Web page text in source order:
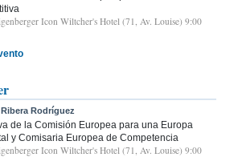
Icon Wiltcher's Hotel (71, Av. Louise) 9:00
Rodríguez
de la Comisión Europea para una Europa
y Comisaria Europea de Competencia
Icon Wiltcher's Hotel (71, Av. Louise) 9:00